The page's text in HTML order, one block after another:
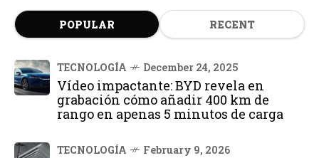
POPULAR RECENT
TECNOLOGÍA December 24, 2025
Vídeo impactante: BYD revela en
grabación cómo añadir 400 km de
rango en apenas 5 minutos de carga
TECNOLOGÍA February 9, 2026